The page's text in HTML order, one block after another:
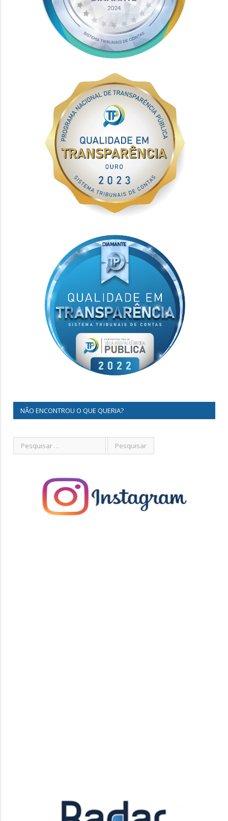
NÃO ENCONTROU O QUE QUERIA?